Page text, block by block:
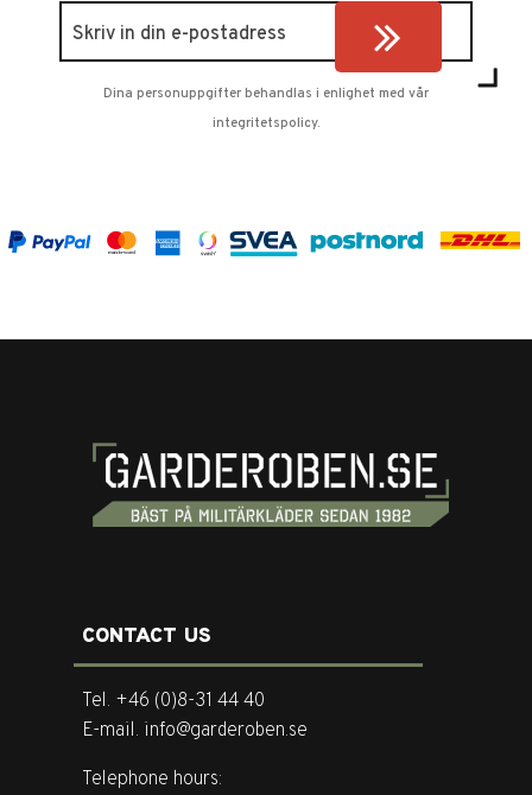
Dina personuppgifter behandlas i enlighet med vår
integritetspolicy.
CONTACT US
Tel. +46 (0)8-31 44 40
E-mail. info@garderoben.se
Telephone hours: